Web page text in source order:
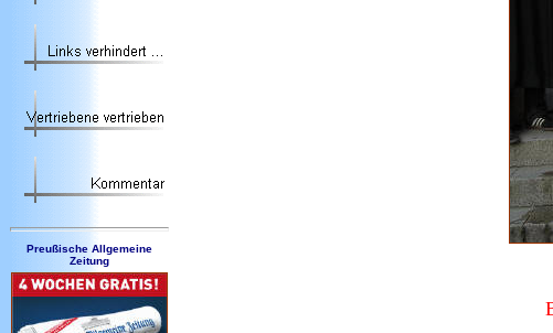
Preußische Allgemeine
Zeitung